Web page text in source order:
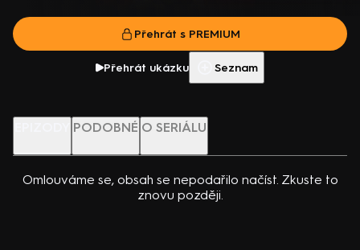
Přehrát s PREMIUM
Přehrát ukázku Seznam
PODOBNÉ O SERIÁLU
Omlouváme se, obsah se nepodařilo načíst. Zkuste to
znovu později.
Kreuková, R. Sutherland, A. Douglas, M. Loweová, S.
Spracklinová a další
Přehrát ukázku
Přehrát s PREMIUM
Více info